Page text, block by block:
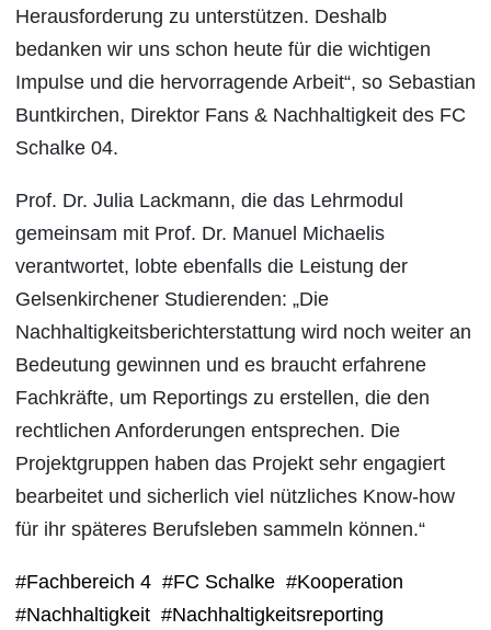
Herausforderung zu unterstützen. Deshalb
bedanken wir uns schon heute für die wichtigen
Impulse und die hervorragende Arbeit“, so Sebastian
Buntkirchen, Direktor Fans & Nachhaltigkeit des FC
Schalke 04.
Prof. Dr. Julia Lackmann, die das Lehrmodul
gemeinsam mit Prof. Dr. Manuel Michaelis
verantwortet, lobte ebenfalls die Leistung der
Gelsenkirchener Studierenden: „Die
Nachhaltigkeitsberichterstattung wird noch weiter an
Bedeutung gewinnen und es braucht erfahrene
Fachkräfte, um Reportings zu erstellen, die den
rechtlichen Anforderungen entsprechen. Die
Projektgruppen haben das Projekt sehr engagiert
bearbeitet und sicherlich viel nützliches Know-how
für ihr späteres Berufsleben sammeln können.“
#Fachbereich 4 #FC Schalke #Kooperation
#Nachhaltigkeit #Nachhaltigkeitsreporting